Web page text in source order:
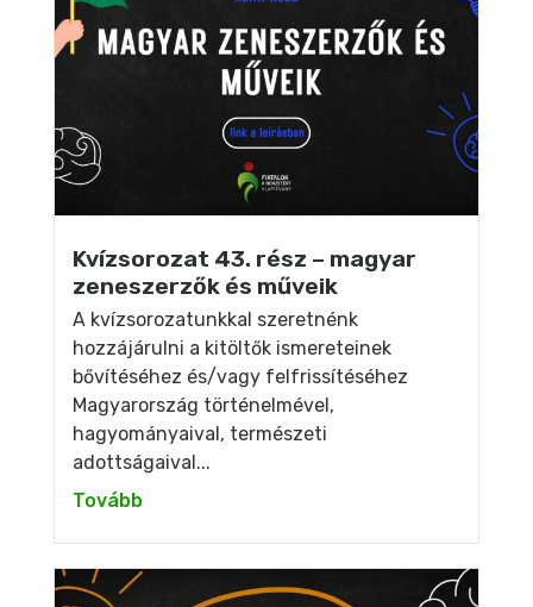
Kvízsorozat 43. rész – magyar
zeneszerzők és műveik
A kvízsorozatunkkal szeretnénk
hozzájárulni a kitöltők ismereteinek
bővítéséhez és/vagy felfrissítéséhez
Magyarország történelmével,
hagyományaival, természeti
adottságaival...
Tovább